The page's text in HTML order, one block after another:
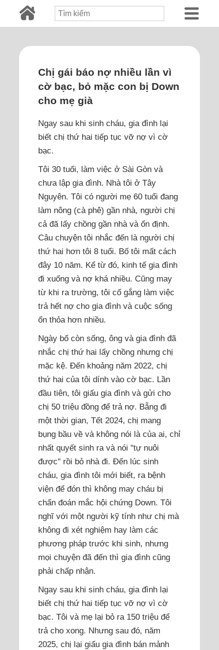
Chị gái báo nợ nhiều lần vì
cờ bạc, bỏ mặc con bị Down
cho mẹ già
Ngay sau khi sinh cháu, gia đình lại
biết chị thứ hai tiếp tục vỡ nợ vì cờ
bạc.
Tôi 30 tuổi, làm việc ở Sài Gòn và
chưa lập gia đình. Nhà tôi ở Tây
Nguyên. Tôi có người mẹ 60 tuổi đang
làm nông (cà phê) gần nhà, người chị
cả đã lấy chồng gần nhà và ổn định.
Câu chuyện tôi nhắc đến là người chị
thứ hai hơn tôi 8 tuổi. Bố tôi mất cách
đây 10 năm. Kể từ đó, kinh tế gia đình
đi xuống và nợ khá nhiều. Cũng may
từ khi ra trường, tôi cố gắng làm việc
trả hết nợ cho gia đình và cuộc sống
ổn thỏa hơn nhiều.
Ngày bố còn sống, ông và gia đình đã
nhắc chị thứ hai lấy chồng nhưng chị
mặc kệ. Đến khoảng năm 2022, chị
thứ hai của tôi dính vào cờ bạc. Lần
đầu tiên, tôi giấu gia đình và gửi cho
chị 50 triệu đồng để trả nợ. Bẵng đi
một thời gian, Tết 2024, chị mang
bụng bầu về và không nói là của ai, chỉ
nhất quyết sinh ra và nói "tự nuôi
được" rồi bỏ nhà đi. Đến lúc sinh
cháu, gia đình tôi mới biết, ra bệnh
viện để đón thì không may cháu bị
chẩn đoán mắc hội chứng Down. Tôi
nghĩ với một người kỹ tính như chị mà
không đi xét nghiệm hay làm các
phương pháp trước khi sinh, nhưng
mọi chuyện đã đến thì gia đình cũng
phải chấp nhận.
Ngay sau khi sinh cháu, gia đình lại
biết chị thứ hai tiếp tục vỡ nợ vì cờ
bạc. Tôi và mẹ lại bỏ ra 150 triệu để
trả cho xong. Nhưng sau đó, năm
2025, chị lại giấu gia đình bán mảnh